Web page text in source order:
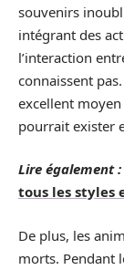
souvenirs
intégrant des
l’interaction
connaissent
excellent moyen
pourrait exister
Lire également :
tous les styles
De plus, les
morts. Pendant